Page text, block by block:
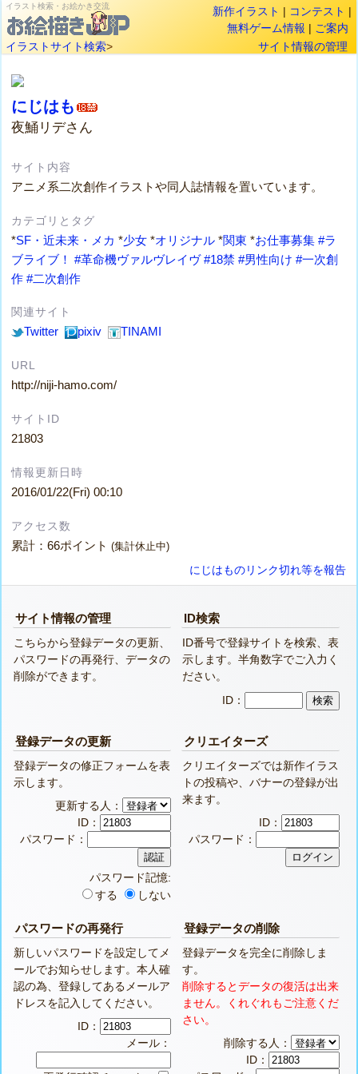
イラスト検索・お絵かき交流 新作イラスト | コンテスト |
無料ゲーム情報 | ご案内
イラストサイト検索> サイト情報の管理
にじはも
夜鯒リデさん
サイト内容
アニメ系二次創作イラストや同人誌情報を置いています。
カテゴリとタグ
*SF・近未来・メカ *少女 *オリジナル *関東 *お仕事募集 #ラ
ブライブ！
#革命機ヴァルヴレイヴ #18禁 #男性向け #一次創
作 #二次創作
関連サイト
Twitter pixiv TINAMI
URL
http://niji-hamo.com/
サイトID
21803
情報更新日時
2016/01/22(Fri) 00:10
アクセス数
累計：66ポイント(集計休止中)
にじはものリンク切れ等を報告
サイト情報の管理
こちらから登録データの更新、
パスワードの再発行、データの
削除ができます。
ID検索
ID番号で登録サイトを検索、表
示します。半角数字でご入力く
ださい。
ID：
登録データの更新
登録データの修正フォームを表
示します。
更新する人：
ID：
パスワード：
パスワード記憶:
する
しない
クリエイターズ
クリエイターズでは新作イラス
トの投稿や、バナーの登録が出
来ます。
ID：
パスワード：
パスワードの再発行
新しいパスワードを設定してメ
ールでお知らせします。本人確
認の為、登録してあるメールア
ドレスを記入してください。
ID：
メール：
登録データの削除
登録データを完全に削除しま
す。
削除するとデータの復活は出来
ません。くれぐれもご注意くだ
さい。
削除する人：
ID：